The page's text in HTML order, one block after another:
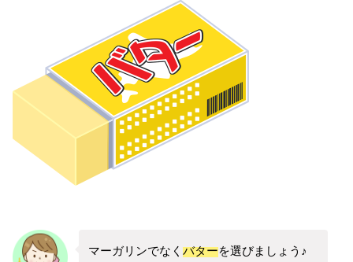
マーガリンでなくバターを選びましょう♪